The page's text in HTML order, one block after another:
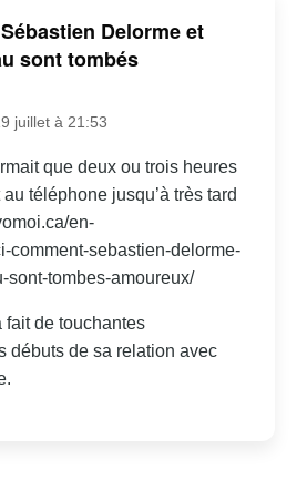
Delorme et
sont tombés
juillet à 21:53
que deux ou trois heures
téléphone jusqu’à très tard
en-
comment-sebastien-delorme-
sont-tombes-amoureux/
de touchantes
débuts de sa relation avec